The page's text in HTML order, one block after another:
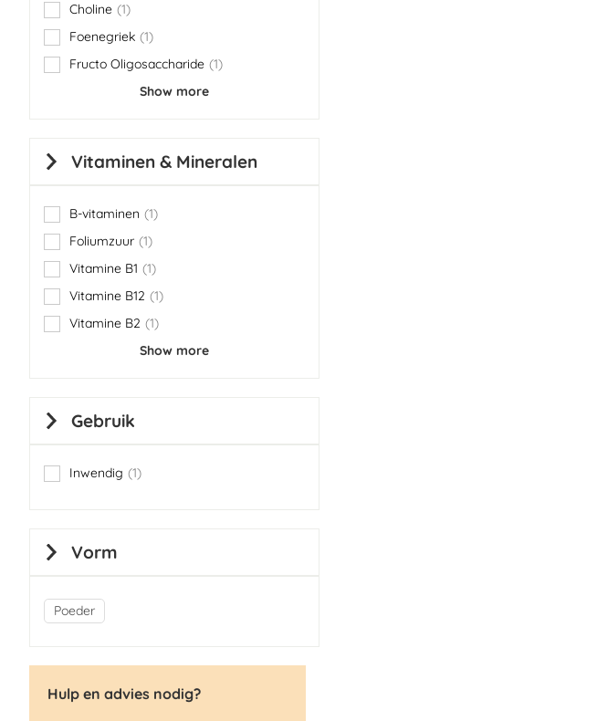
Choline 1
item
Foenegriek 1
item
Fructo Oligosaccharide 1
item
Show more
Vitaminen & Mineralen
B-vitaminen 1
item
Foliumzuur 1
item
Vitamine B1
1
item
Vitamine B12
1
item
Vitamine B2
1
item
Show more
Gebruik
Inwendig 1
item
Vorm
Poeder
Hulp en advies nodig?